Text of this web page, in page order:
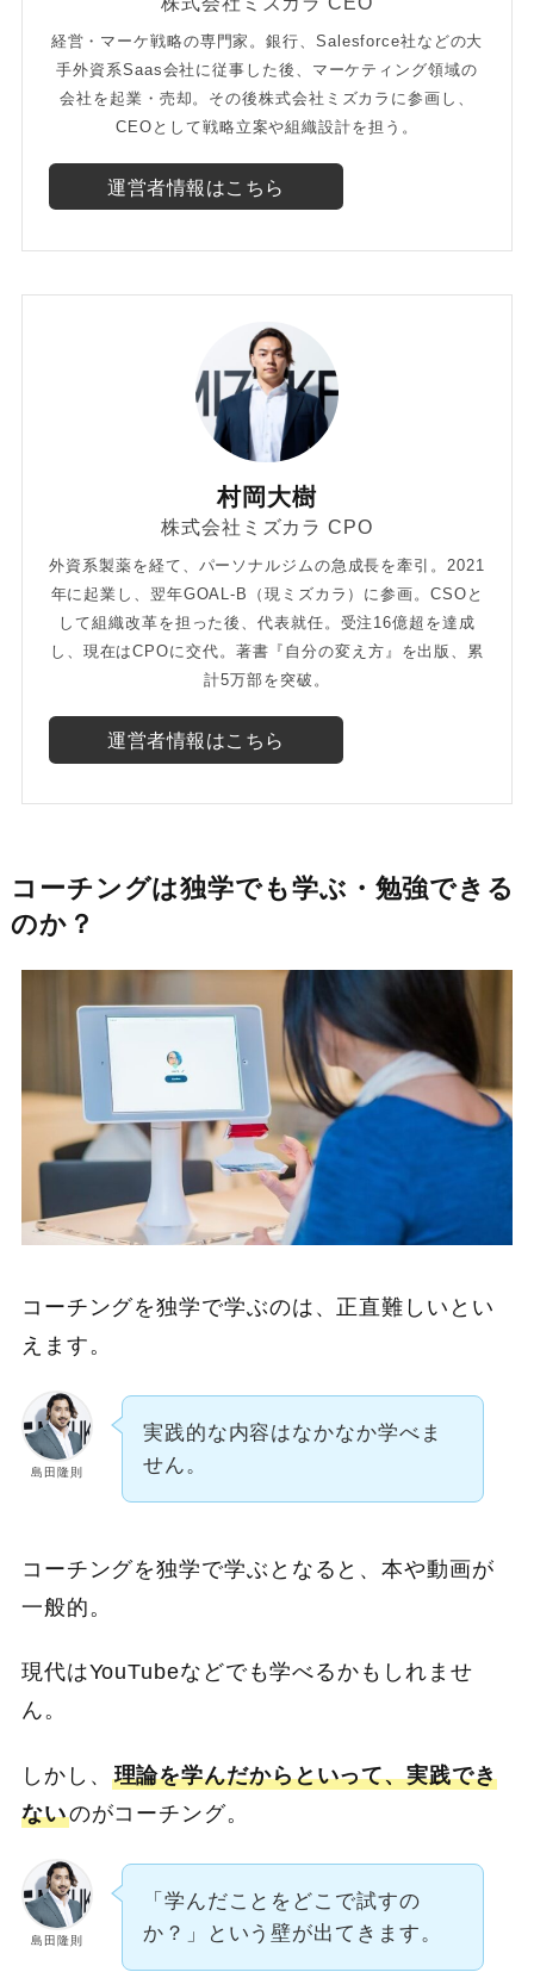
経営・マーケ戦略の専門家。銀行、Salesforce社などの大
手外資系Saas会社に従事した後、マーケティング領域の
会社を起業・売却。その後株式会社ミズカラに参画し、
CEOとして戦略立案や組織設計を担う。
運営者情報はこちら
村岡大樹
株式会社ミズカラ CPO
外資系製薬を経て、パーソナルジムの急成長を牽引。2021
年に起業し、翌年GOAL-B（現ミズカラ）に参画。CSOと
して組織改革を担った後、代表就任。受注16億超を達成
し、現在はCPOに交代。著書『自分の変え方』を出版、累
計5万部を突破。
運営者情報はこちら
コーチングは独学でも学ぶ・勉強できる
のか？
コーチングを独学で学ぶのは、正直難しいとい
えます。
島田隆則
実践的な内容はなかなか学べま
せん。
コーチングを独学で学ぶとなると、本や動画が
一般的。
現代はYouTubeなどでも学べるかもしれませ
ん。
しかし、 理論を学んだからといって、実践でき
ないのがコーチング。
島田隆則
「学んだことをどこで試すの
か？」という壁が出てきます。